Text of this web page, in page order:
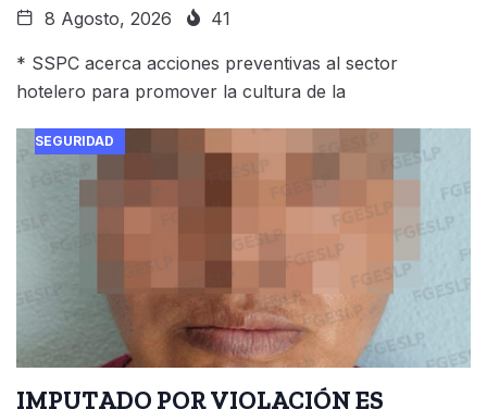
8 Agosto, 2026 41
* SSPC acerca acciones preventivas al sector
hotelero para promover la cultura de la
SEGURIDAD
IMPUTADO POR VIOLACIÓN ES